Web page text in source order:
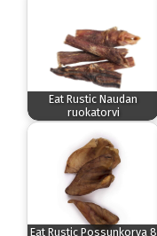
Eat Rustic Naudan
ruokatorvi
Eat Rustic Possunkorva 8